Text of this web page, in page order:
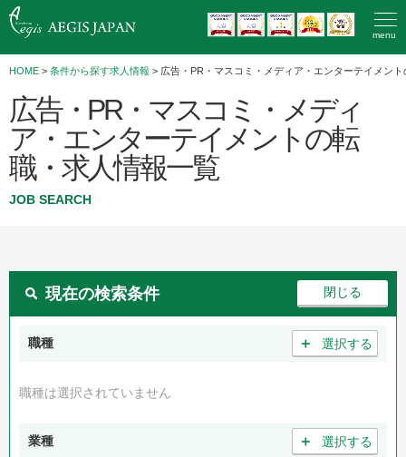
menu
HOME > 条件から探す求人情報 > 広告・PR・マスコミ・メディア・エンターテイメント
広告・PR・マスコミ・メディ
ア・エンターテイメントの転
職・求人情報一覧
JOB SEARCH
現在の検索条件
職種 ＋ 選択する
職種は選択されていません
業種 ＋ 選択する